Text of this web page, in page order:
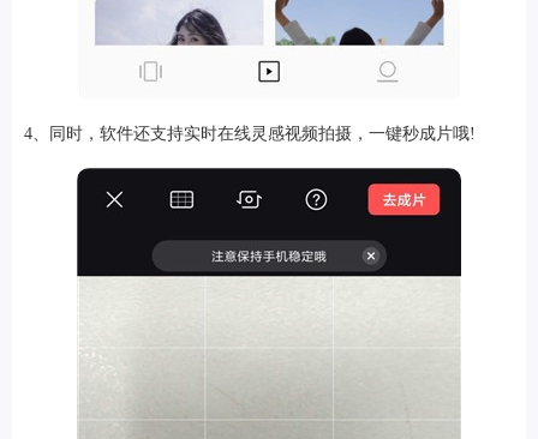
4、同时，软件还支持实时在线灵感视频拍摄，一键秒成片哦!